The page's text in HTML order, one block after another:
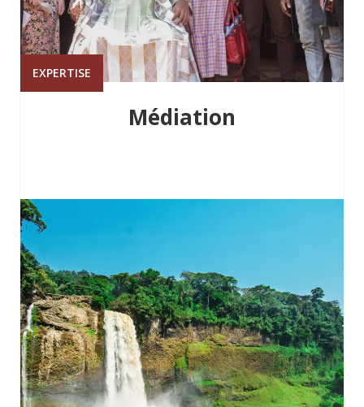
EXPERTISE
Médiation